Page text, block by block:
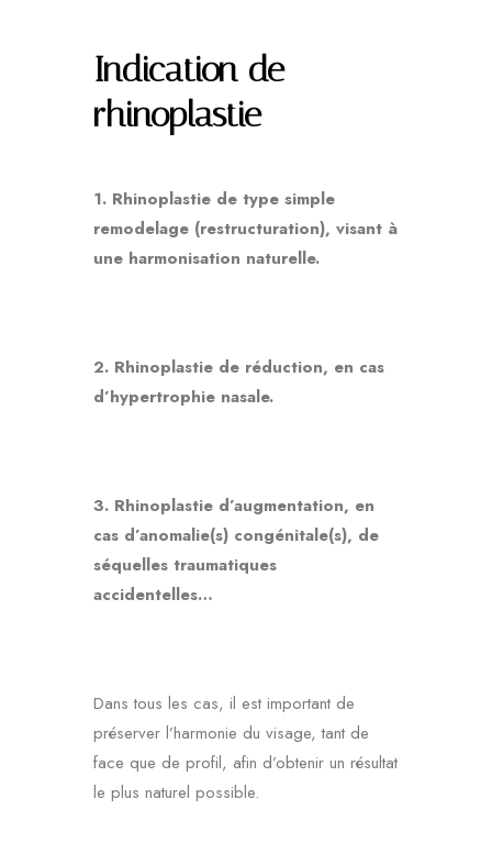
Indication de
rhinoplastie
1. Rhinoplastie de type simple
remodelage (restructuration), visant à
une harmonisation naturelle.
2. Rhinoplastie de réduction, en cas
d’hypertrophie nasale.
3. Rhinoplastie d’augmentation, en
cas d’anomalie(s) congénitale(s), de
séquelles traumatiques
accidentelles…
Dans tous les cas, il est important de
préserver l’harmonie du visage, tant de
face que de profil, afin d’obtenir un résultat
le plus naturel possible.